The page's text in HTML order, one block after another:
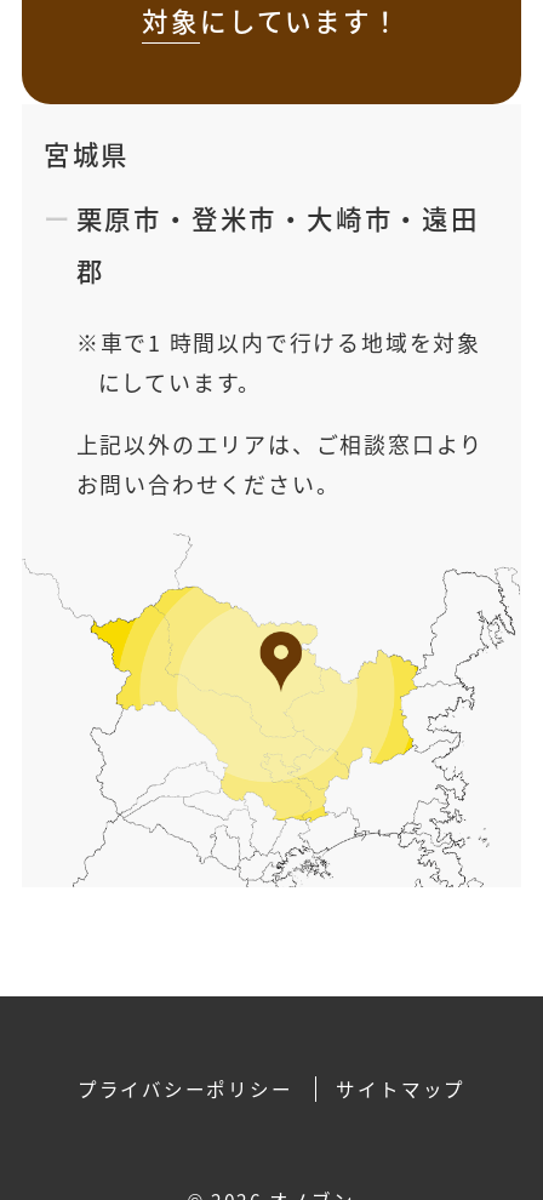
対象にしています！
宮城県
栗原市 ・ 登米市 ・ 大崎市 ・ 遠田
郡
車で1 時間以内で行ける地域を対象
にしています。
上記以外のエリアは、ご相談窓口より
お問い合わせください。
プライバシーポリシー サイトマップ